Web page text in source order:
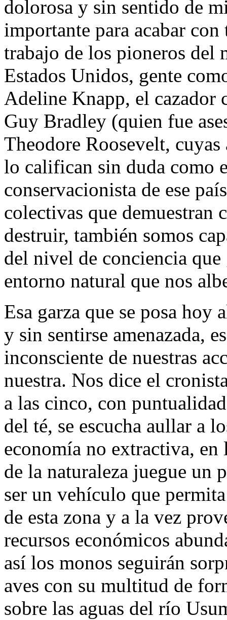
dolorosa y sin sentido de
importante para acabar
trabajo de los pioneros del
Estados Unidos, gente
Adeline Knapp, el cazador
Guy Bradley (quien fue
Theodore Roosevelt,
lo califican sin duda como
conservacionista de ese
colectivas que demuestran
destruir, también somos
del nivel de conciencia
entorno natural que nos
Esa garza que se posa
y sin sentirse amenazada,
inconsciente de nuestras
nuestra. Nos dice el
a las cinco, con
del té, se escucha aullar a
economía no extractiva,
de la naturaleza juegue un
ser un vehículo que
de esta zona y a la vez
recursos económicos
así los monos seguirán
aves con su multitud de
sobre las aguas del río